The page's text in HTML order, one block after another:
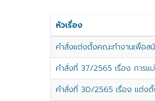
หัวเรื่อง
คำสั่งแต่งตั้งคณะทำงานเพื่อส
คำสั่งที่ 37/2565 เรื่อง การแ
คำสั่งที่ 30/2565 เรื่อง แต่งตั้